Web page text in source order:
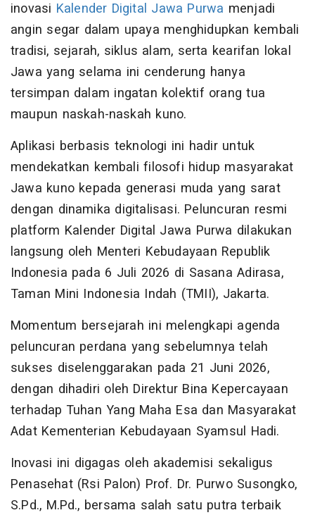
inovasi Kalender Digital Jawa Purwa menjadi
angin segar dalam upaya menghidupkan kembali
tradisi, sejarah, siklus alam, serta kearifan lokal
Jawa yang selama ini cenderung hanya
tersimpan dalam ingatan kolektif orang tua
maupun naskah-naskah kuno.
Aplikasi berbasis teknologi ini hadir untuk
mendekatkan kembali filosofi hidup masyarakat
Jawa kuno kepada generasi muda yang sarat
dengan dinamika digitalisasi. Peluncuran resmi
platform Kalender Digital Jawa Purwa dilakukan
langsung oleh Menteri Kebudayaan Republik
Indonesia pada 6 Juli 2026 di Sasana Adirasa,
Taman Mini Indonesia Indah (TMII), Jakarta.
Momentum bersejarah ini melengkapi agenda
peluncuran perdana yang sebelumnya telah
sukses diselenggarakan pada 21 Juni 2026,
dengan dihadiri oleh Direktur Bina Kepercayaan
terhadap Tuhan Yang Maha Esa dan Masyarakat
Adat Kementerian Kebudayaan Syamsul Hadi.
Inovasi ini digagas oleh akademisi sekaligus
Penasehat (Rsi Palon) Prof. Dr. Purwo Susongko,
S.Pd., M.Pd., bersama salah satu putra terbaik